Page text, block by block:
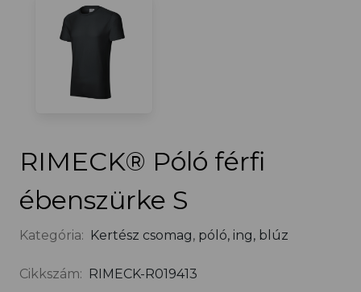
RIMECK® Póló férfi
ébenszürke S
Kategória: Kertész csomag, póló, ing, blúz
Cikkszám: RIMECK-R019413